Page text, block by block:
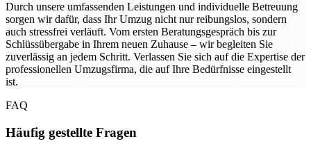
Durch unsere umfassenden Leistungen und individuelle Betreuung
sorgen wir dafür, dass Ihr Umzug nicht nur reibungslos, sondern
auch stressfrei verläuft. Vom ersten Beratungsgespräch bis zur
Schlüssübergabe in Ihrem neuen Zuhause – wir begleiten Sie
zuverlässig an jedem Schritt. Verlassen Sie sich auf die Expertise der
professionellen Umzugsfirma, die auf Ihre Bedürfnisse eingestellt
ist.
FAQ
Häufig gestellte Fragen